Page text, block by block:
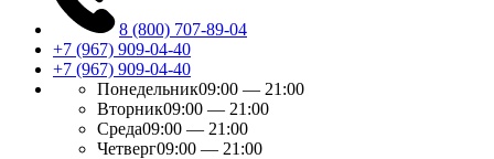
8 (800) 707-89-04
+7 (967) 909-04-40
+7 (967) 909-04-40
Понедельник09:00 — 21:00
Вторник09:00 — 21:00
Среда09:00 — 21:00
Четверг09:00 — 21:00